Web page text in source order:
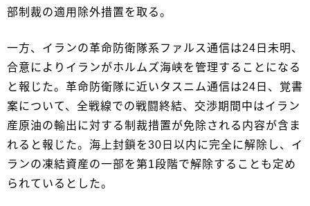
部制裁の適用除外措置を取る。
一方、イランの‌革命防衛隊系ファルス通信は24日未明、
合意により‌イランがホルムズ海峡を管理することになる
と報じた。革命防衛隊に近いタスニム通信は24日、覚書
案について、全戦線で‌の戦闘終結、交渉期間中はイラン
産原油の輸出に対する制裁措置が免除される内容が含ま
れると報じた。海上封鎖を30日以内に完全に解除し、イ
ランの凍結資産の‌一部を第1段階で解除することも定め
られているとし​た。